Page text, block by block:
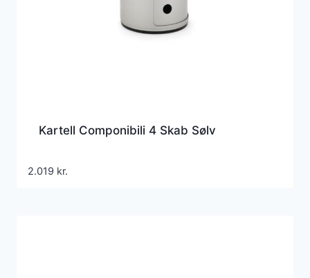
Kartell Componibili 4 Skab Sølv
2.019 kr.